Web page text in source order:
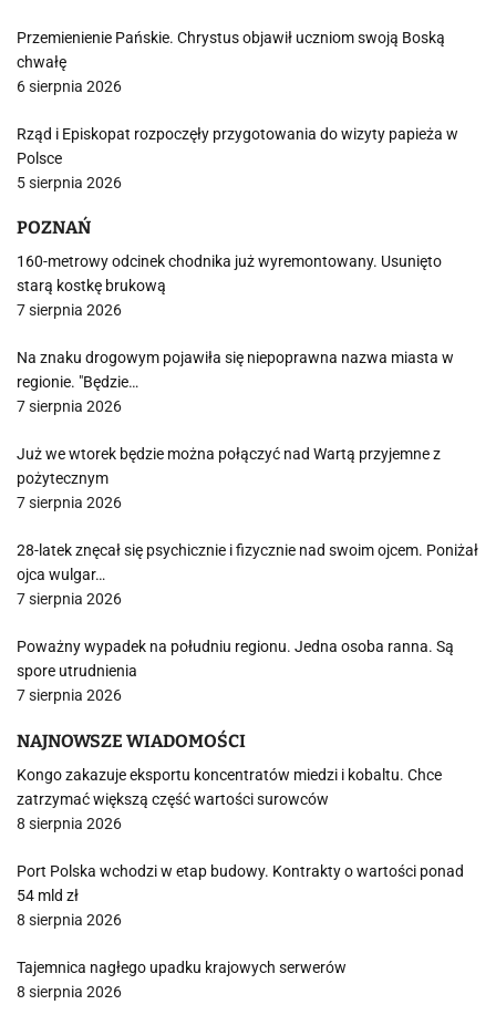
Przemienienie Pańskie. Chrystus objawił uczniom swoją Boską
chwałę
6 sierpnia 2026
Rząd i Episkopat rozpoczęły przygotowania do wizyty papieża w
Polsce
5 sierpnia 2026
POZNAŃ
160-metrowy odcinek chodnika już wyremontowany. Usunięto
starą kostkę brukową
7 sierpnia 2026
Na znaku drogowym pojawiła się niepoprawna nazwa miasta w
regionie. "Będzie…
7 sierpnia 2026
Już we wtorek będzie można połączyć nad Wartą przyjemne z
pożytecznym
7 sierpnia 2026
28-latek znęcał się psychicznie i fizycznie nad swoim ojcem. Poniżał
ojca wulgar…
7 sierpnia 2026
Poważny wypadek na południu regionu. Jedna osoba ranna. Są
spore utrudnienia
7 sierpnia 2026
NAJNOWSZE WIADOMOŚCI
Kongo zakazuje eksportu koncentratów miedzi i kobaltu. Chce
zatrzymać większą część wartości surowców
8 sierpnia 2026
Port Polska wchodzi w etap budowy. Kontrakty o wartości ponad
54 mld zł
8 sierpnia 2026
Tajemnica nagłego upadku krajowych serwerów
8 sierpnia 2026